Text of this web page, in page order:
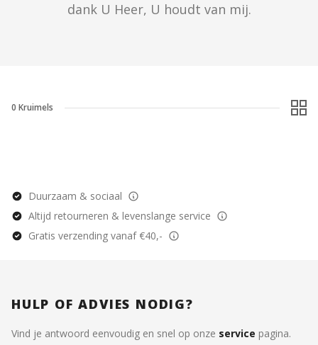
dank U Heer, U houdt van mij.
0 Kruimels
Duurzaam & sociaal
Altijd retourneren & levenslange service
Gratis verzending vanaf €40,-
HULP OF ADVIES NODIG?
Vind je antwoord eenvoudig en snel op onze service pagina.